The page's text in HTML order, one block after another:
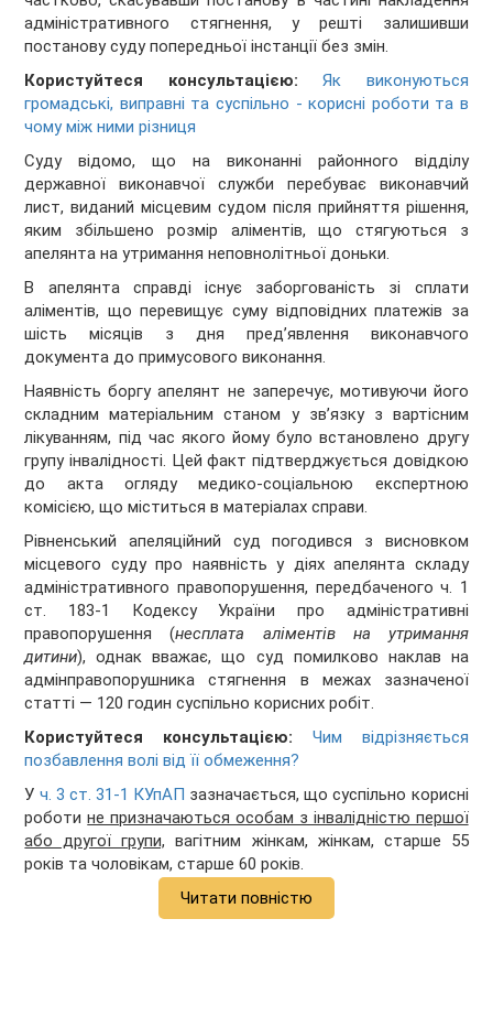
адміністративного стягнення, у решті залишивши
постанову суду попередньої інстанції без змін.
Користуйтеся консультацією:
Як виконуються
громадські, виправні та суспільно - корисні роботи та в
чому між ними різниця
Суду відомо, що на виконанні районного відділу
державної виконавчої служби перебуває виконавчий
лист, виданий місцевим судом після прийняття рішення,
яким збільшено розмір аліментів, що стягуються з
апелянта на утримання неповнолітньої доньки.
В апелянта справді існує заборгованість зі сплати
аліментів, що перевищує суму відповідних платежів за
шість місяців з дня пред’явлення виконавчого
документа до примусового виконання.
Наявність боргу апелянт не заперечує, мотивуючи його
складним матеріальним станом у зв’язку з вартісним
лікуванням, під час якого йому було встановлено другу
групу інвалідності. Цей факт підтверджується довідкою
до акта огляду медико-соціальною експертною
комісією, що міститься в матеріалах справи.
Рівненський апеляційний суд погодився з висновком
місцевого суду про наявність у діях апелянта складу
адміністративного правопорушення, передбаченого ч. 1
ст. 183-1 Кодексу України про адміністративні
правопорушення (несплата аліментів на утримання
дитини), однак вважає, що суд помилково наклав на
адмінправопорушника стягнення в межах зазначеної
статті — 120 годин суспільно корисних робіт.
Користуйтеся консультацією: Чим відрізняється
позбавлення волі від її обмеження?
У ч. 3 ст. 31-1 КУпАП зазначається, що суспільно корисні
роботине призначаються особам з інвалідністю першої
або другої групи, вагітним жінкам, жінкам, старше 55
років та чоловікам, старше 60 років.
Читати повністю